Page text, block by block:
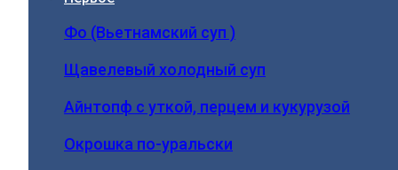
Фо (Вьетнамский суп )
Щавелевый холодный суп
Айнтопф с уткой, перцем и кукурузой
Окрошка по-уральски